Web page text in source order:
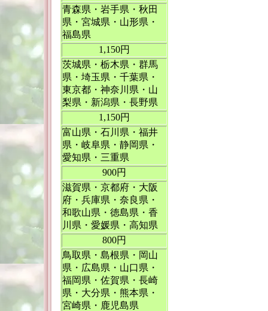
青森県・岩手県・秋田
県・宮城県・山形県・
福島県
1,150円
茨城県・栃木県・群馬
県・埼玉県・千葉県・
東京都・神奈川県・山
梨県・新潟県・長野県
1,150円
富山県・石川県・福井
県・岐阜県・静岡県・
愛知県・三重県
900円
滋賀県・京都府・大阪
府・兵庫県・奈良県・
和歌山県・徳島県・香
川県・愛媛県・高知県
800円
鳥取県・島根県・岡山
県・広島県・山口県・
福岡県・佐賀県・長崎
県・大分県・熊本県・
宮崎県・鹿児島県